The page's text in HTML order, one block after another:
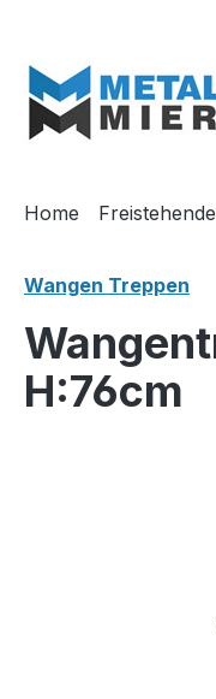
Home
Wangen Treppen
H:76cm